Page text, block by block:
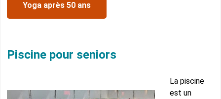
Yoga après 50 ans
Piscine pour seniors
La piscine
est un